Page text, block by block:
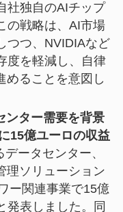
社独自のAIチップ
の戦略は、AI市場
つつ、NVIDIAなど
度を軽減し、自律
めることを意図し
ンター需要を背景
15億ユーロの収益
ータセンター、
理ソリューション
ー関連事業で15億
発表しました。同